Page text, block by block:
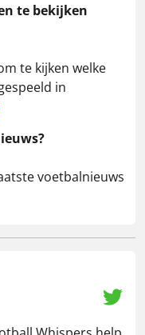
te bekijken
te kijken welke
in
voetbalnieuws